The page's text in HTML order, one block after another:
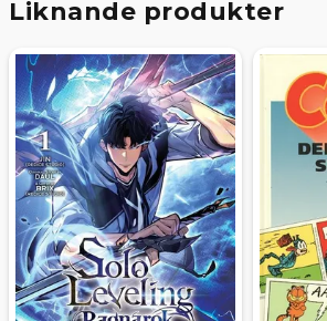
Liknande produkter